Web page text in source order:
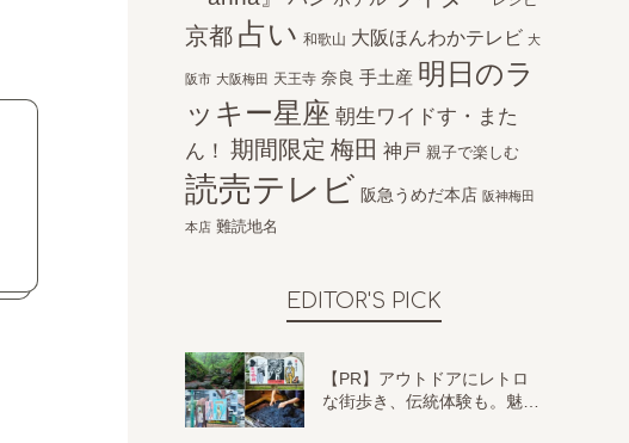
京都 占い 和歌山 大阪ほんわかテレビ 大
阪市 大阪梅田 天王寺 奈良 手土産 明日のラ
ッキー星座 朝生ワイドす・また
ん！ 期間限定 梅田 神戸 親子で楽しむ
読売テレビ 阪急うめだ本店 阪神梅田
本店 難読地名
EDITOR'S PICK
【PR】アウトドアにレトロ
な街歩き、伝統体験も。魅…